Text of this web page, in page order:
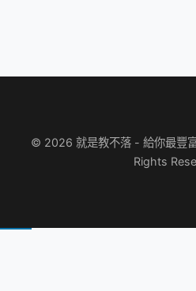
© 2026 就是教不落 - 給你最豐
Rights